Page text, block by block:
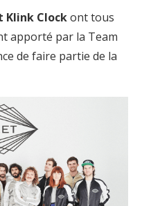
Klink Clockont tous
apporté par la Team
de faire partie de la